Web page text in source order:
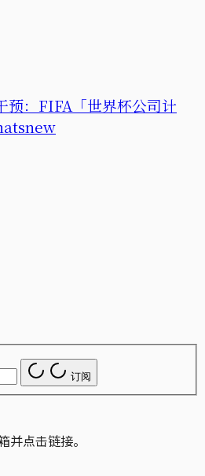
预：FIFA「世界杯公司计
订阅
并点击链接。